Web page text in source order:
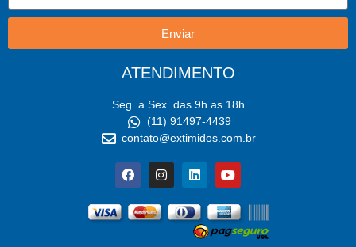
Enviar
ATENDIMENTO
Seg. a Sex. das 9h as 18h
(11) 91497-4439
contato@extimidos.com.br